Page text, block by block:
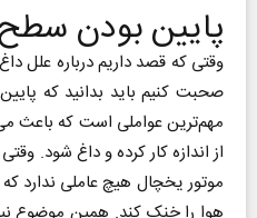
پایین بودن
وقتی که قصد داریم درباره علل
صحبت کنیم باید بدانید که
مهم‌ترین عواملی است که باعث
از اندازه کار کرده و داغ شود.
موتور یخچال هیچ عاملی ندارد